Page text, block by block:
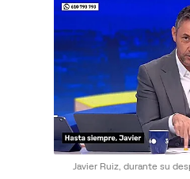
Javier Ruiz, durante su